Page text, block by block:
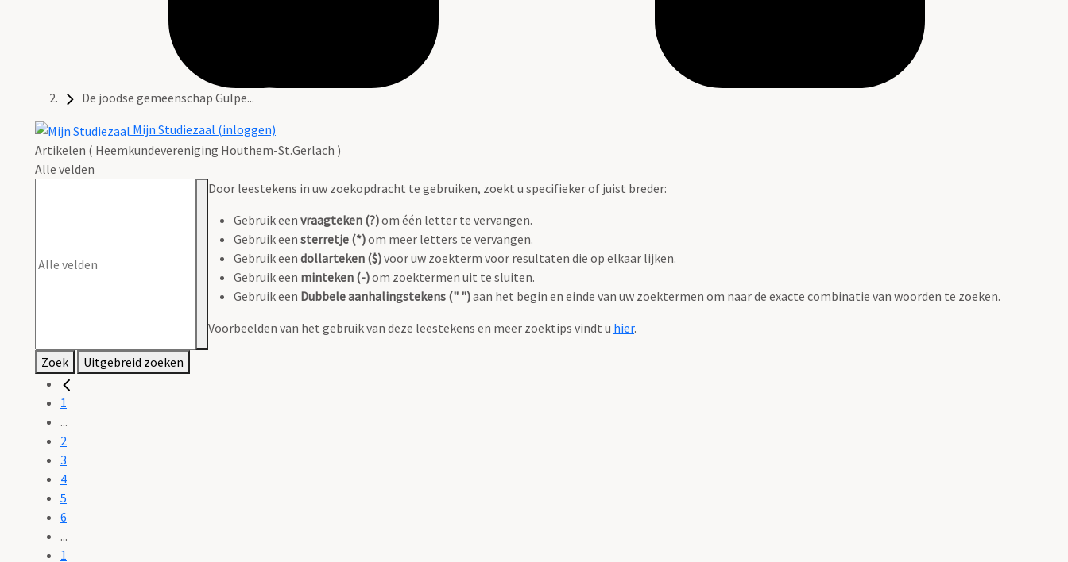
De joodse gemeenschap Gulpe...
Mijn Studiezaal (inloggen)
Artikelen ( Heemkundevereniging Houthem-St.Gerlach )
Alle velden
Door leestekens in uw zoekopdracht te gebruiken, zoekt u specifieker of juist breder:
Gebruik een vraagteken (?)om één letter te vervangen.
Gebruik een sterretje (*)om meer letters te vervangen.
Gebruik een dollarteken ($)voor uw zoekterm voor resultaten die op elkaar lijken.
Gebruik een minteken (-)om zoektermen uit te sluiten.
Gebruik een Dubbele aanhalingstekens (" ")aan het begin en einde van uw zoektermen om naar de exacte combinatie van woorden te zoeken.
Voorbeelden van het gebruik van deze leestekens en meer zoektips vindt u hier.
Zoek Uitgebreid zoeken
1
...
2
3
4
5
6
...
1